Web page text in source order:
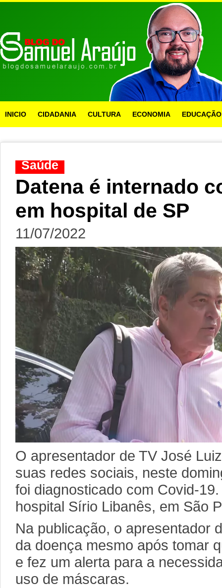
INICIO CIDADANIA CULTURA ECONOMIA EDUCAÇÃO
Saúde
Datena é internado
em hospital de SP
11/07/2022
O apresentador de TV José
suas redes sociais, neste
foi diagnosticado com Covid-
hospital Sírio Libanês, em São
Na publicação, o apresentador
da doença mesmo após tomar
e fez um alerta para a
uso de máscaras.